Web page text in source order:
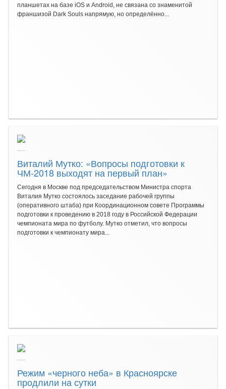
планшетах на базе iOS и Android, не связана со знаменитой
франшизой Dark Souls напрямую, но определённо...
Виталий Мутко: «Вопросы подготовки к
ЧМ-2018 выходят на первый план»
Сегодня в Москве под председательством Министра спорта
Виталия Мутко состоялось заседание рабочей группы
(оперативного штаба) при Координационном совете Программы
подготовки к проведению в 2018 году в Российской Федерации
чемпионата мира по футболу. Мутко отметил, что вопросы
подготовки к чемпионату мира...
Режим «черного неба» в Красноярске
продлили на сутки